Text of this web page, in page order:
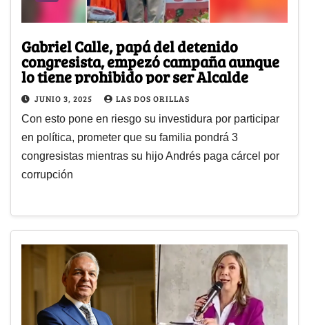
Gabriel Calle, papá del detenido
congresista, empezó campaña aunque
lo tiene prohibido por ser Alcalde
JUNIO 3, 2025 LAS DOS ORILLAS
Con esto pone en riesgo su investidura por participar
en política, prometer que su familia pondrá 3
congresistas mientras su hijo Andrés paga cárcel por
corrupción